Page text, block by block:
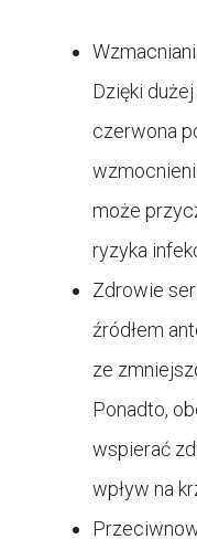
Dzięki
czerwona
może
ryzyka
Zdrowie
źródłem
ze
Ponadto,
wspierać
wpływ na